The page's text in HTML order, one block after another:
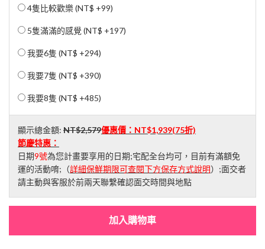
4隻比較歡樂 (NT$ +99)
5隻滿滿的感覺 (NT$ +197)
我要6隻 (NT$ +294)
我要7隻 (NT$ +390)
我要8隻 (NT$ +485)
顯示總金額: NT$2,579優惠價： NT$1,939(75折)
節慶特惠：
日期9號為您計畫要享用的日期;宅配全台均可，目前有滿額免
運的活動唷;（詳細保鮮期限可查閱下方保存方式說明）;面交者
請主動與客服於前兩天聯繫確認面交時間與地點
加入購物車